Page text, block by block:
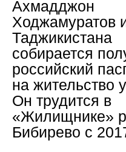
Ахмадджон
Ходжамуратов
Таджикистана
собирается
российский
на жительство
Он трудится в
«Жилищнике»
Бибирево с